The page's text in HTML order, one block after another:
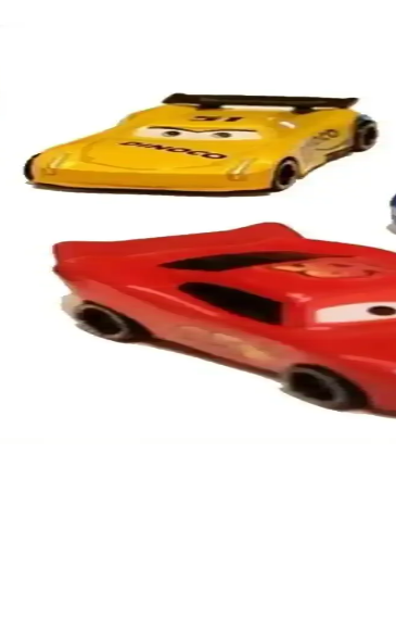
çocuklar ve koleksiyoncular için ideal, eğlenceli ve
İncelemesi
için tasarlanmış, MP3 çalar ve uzaktan
Sec AMG ve Porsche 911 GT3
modellerinin tasarımını, özelliklerini ve kullanıcı
İçin Eğlenceli ve Dayanıklı Oyun
gücünü destekler, eğlence ve gelişim sağlar.
Oyuncak Arabalar
şık oyuncak arabalar içerir. Çocukların ilgisini